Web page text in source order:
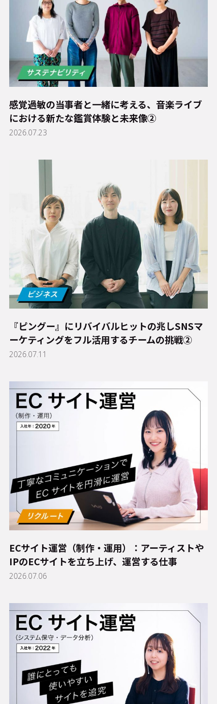
感覚過敏の当事者と一緒に考える、音楽ライブ
における新たな鑑賞体験と未来像②
2026.07.23
『ピングー』にリバイバルヒットの兆し――SNSマ
ーケティングをフル活用するチームの挑戦②
2026.07.11
ECサイト運営（制作・運用）：アーティストや
IPのECサイトを立ち上げ、運営する仕事
2026.07.06